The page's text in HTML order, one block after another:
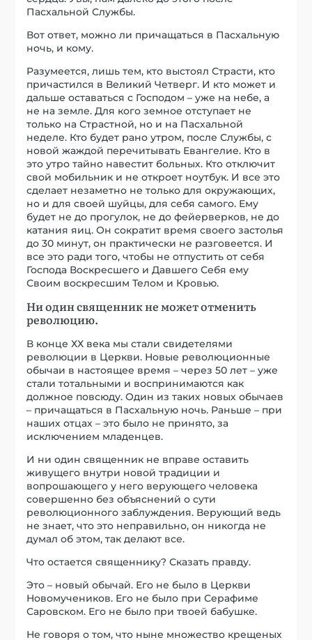
Пасхальной Службы.
Вот ответ, можно ли причащаться в Пасхальную
ночь, и кому.
Разумеется, лишь тем, кто выстоял Страсти, кто
причастился в Великий Четверг. И кто может и
дальше оставаться с Господом – уже на небе, а
не на земле. Для кого земное отступает не
только на Страстной, но и на Пасхальной
неделе. Кто будет рано утром, после Службы, с
новой жаждой перечитывать Евангелие. Кто в
это утро тайно навестит больных. Кто отключит
свой мобильник и не откроет ноутбук. И все это
сделает незаметно не только для окружающих,
но и для своей шуйцы, для себя самого. Ему
будет не до прогулок, не до фейерверков, не до
катания яиц. Он сократит время своего застолья
до 30 минут, он практически не разговеется. И
все это ради того, чтобы не отпустить от себя
Господа Воскресшего и Давшего Себя ему
Своим воскресшим Телом и Кровью.
Ни один священник не может отменить
революцию.
В конце ХХ века мы стали свидетелями
революции в Церкви. Новые революционные
обычаи в настоящее время – через 50 лет – уже
стали тотальными и воспринимаются как
должное повсюду. Один из таких новых обычаев
– причащаться в Пасхальную ночь. Раньше – при
наших отцах – это было не принято, за
исключением младенцев.
И ни один священник не вправе оставить
живущего внутри новой традиции и
вопрошающего у него верующего человека
совершенно без объяснений о сути
революционного заблуждения. Верующий ведь
не знает, что это неправильно, он никогда не
думал об этом, так делают все.
Что остается священнику? Сказать правду.
Это – новый обычай. Его не было в Церкви
Новомучеников. Его не было при Серафиме
Саровском. Его не было при твоей бабушке.
Не говоря о том, что ныне множество крещеных